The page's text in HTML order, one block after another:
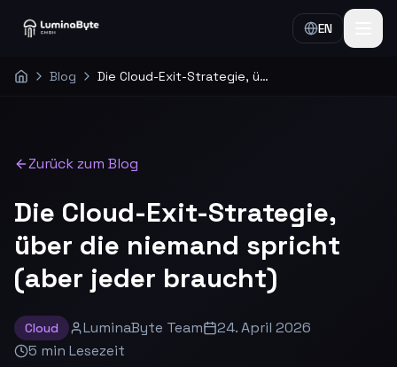
EN
Home Blog Die Cloud-Exit-Strategie, über die niemand spricht (aber jeder braucht)
Zurück zum Blog
Die Cloud-Exit-Strategie,
über die niemand spricht
(aber jeder braucht)
Cloud LuminaByte Team
24. April 2026
5 min Lesezeit